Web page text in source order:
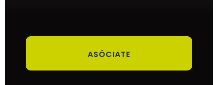
ASÓCIATE